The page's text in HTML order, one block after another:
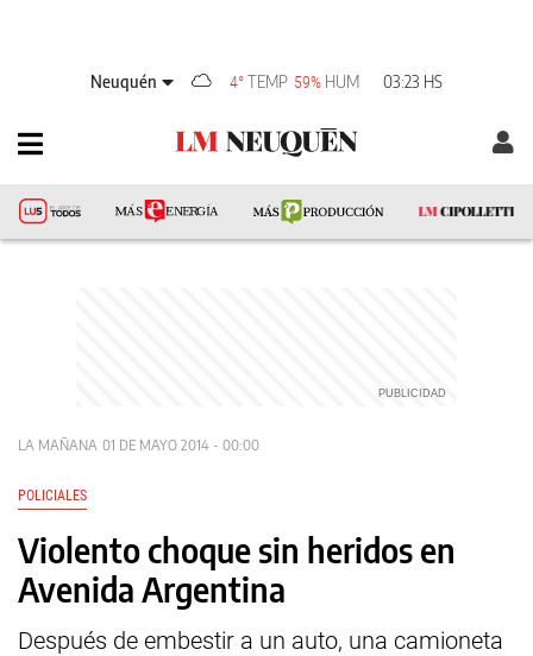
Neuquén 4° TEMP 59% HUM 03:23 HS
LA MAÑANA 01 DE MAYO 2014 - 00:00
POLICIALES
Violento choque sin heridos en
Avenida Argentina
Después de embestir a un auto, una camioneta